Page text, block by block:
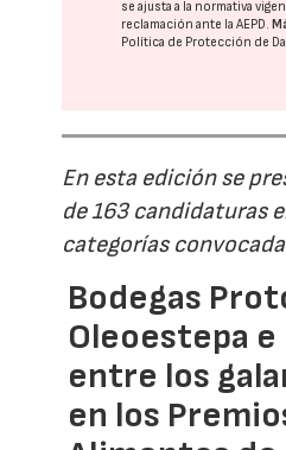
se ajusta a la normativa
reclamación ante laAEPD.
Política de Protección de
En esta edición se
de 163 candidaturas
categorías
Bodegas
Oleoestepa
entre los
en los